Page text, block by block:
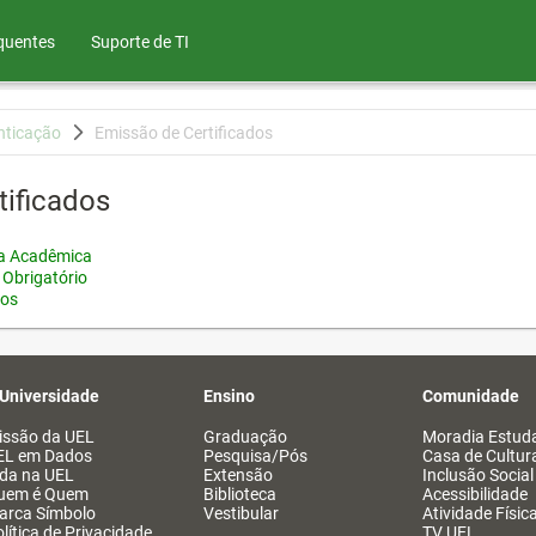
Suporte de TI
Emissão de Certificados
Acadêmica
da UEL
em Dados
na UEL
é Quem
Símbolo
Ensino
Graduação
Pesquisa/Pós
Extensão
Biblioteca
Vestibular
Comunidade
Moradia
Casa de
Inclusão Social
Acessibilidade
Atividade